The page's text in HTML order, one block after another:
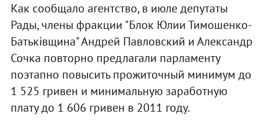
Как сообщало агентство, в июле депутаты
Рады, члены фракции "Блок Юлии Тимошенко-
Батьківщина" Андрей Павловский и Александр
Сочка повторно предлагали парламенту
поэтапно повысить прожиточный минимум до
1 525 гривен и минимальную заработную
плату до 1 606 гривен в 2011 году.